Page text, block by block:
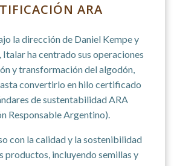
ARA
la dirección de Daniel Kempe y
ha centrado sus operaciones
y transformación del algodón,
convertirlo en hilo certificado
de sustentabilidad ARA
Responsable Argentino).
con la calidad y la sostenibilidad
productos, incluyendo semillas y